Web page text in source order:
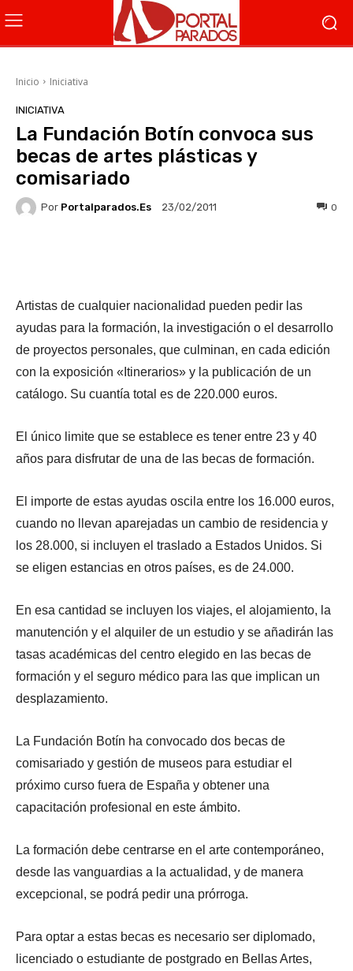
Inicio Iniciativa
INICIATIVA
La Fundación Botín convoca sus
becas de artes plásticas y
comisariado
Por Portalparados.es 23/02/2011 0
Artistas de cualquier nacionalidad pueden pedir las
ayudas para la formación, la investigación o el desarrollo
de proyectos personales, que culminan, en cada edición
con la exposición «Itinerarios» y la publicación de un
catálogo. Su cuantía total es de 220.000 euros.
El único limite que se establece es tener entre 23 y 40
años para disfrutar de una de las becas de formación.
El importe de estas ayudas oscila entre los 16.000 euros,
cuando no llevan aparejadas un cambio de residencia y
los 28.000, si incluyen el traslado a Estados Unidos. Si
se eligen estancias en otros países, es de 24.000.
En esa cantidad se incluyen los viajes, el alojamiento, la
manutención y el alquiler de un estudio y se añadirán las
tasas académicas del centro elegido en las becas de
formación y el seguro médico para las que implican un
desplazamiento.
La Fundación Botín ha convocado dos becas de
comisariado y gestión de museos para estudiar el
próximo curso fuera de España y obtener una
capacitación profesional en este ámbito.
La formación debe centrarse en el arte contemporáneo,
desde las vanguardias a la actualidad, y de manera
excepcional, se podrá pedir una prórroga.
Para optar a estas becas es necesario ser diplomado,
licenciado o estudiante de postgrado en Bellas Artes,